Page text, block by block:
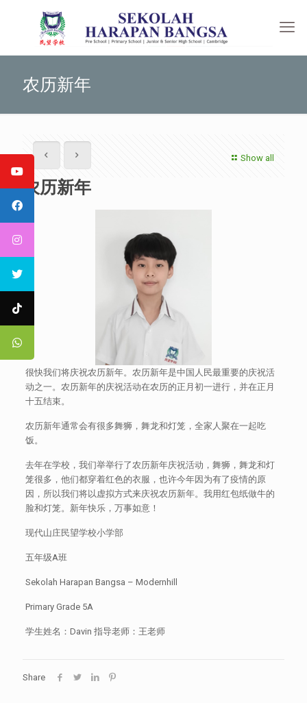
农历新年
Show all
农历新年
很快我们将庆祝农历新年。农历新年是中国人民最重要的庆祝活
动之一。农历新年的庆祝活动在农历的正月初一进行，并在正月
十五结束。
农历新年通常会有很多舞狮，舞龙和灯笼，全家人聚在一起吃
饭。
去年在学校，我们举举行了农历新年庆祝活动，舞狮，舞龙和灯
笼很多，他们都穿着红色的衣服，也许今年因为有了疫情的原
因，所以我们将以虚拟方式来庆祝农历新年。我用红包纸做牛的
脸和灯笼。新年快乐，万事如意！
现代山庄民望学校小学部
五年级A班
Sekolah Harapan Bangsa – Modernhill
Primary Grade 5A
学生姓名：Davin 指导老师：王老师
Share